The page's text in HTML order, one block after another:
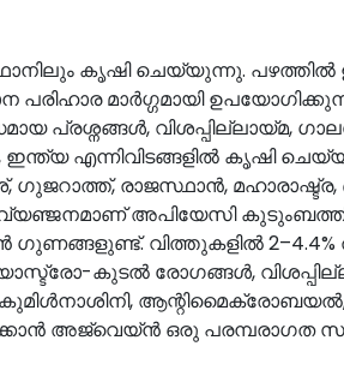
കൃഷി ചെയ്യുന്നു. പഴത്തിൽ
പരിഹാര മാർഗ്ഗമായി
പ്രശ്നങ്ങൾ, വിശപ്പില്ലായ്മ,
എന്നിവിടങ്ങളിൽ കൃഷി
ഗുജറാത്ത്, രാജസ്ഥാൻ,
അപിയേസി
വിത്തുകളിൽ 2–4.4%
കുടൽ രോഗങ്ങൾ,
ആന്റിമൈക്രോബയൽ,
അജ്‌വെയ്ൻ ഒരു